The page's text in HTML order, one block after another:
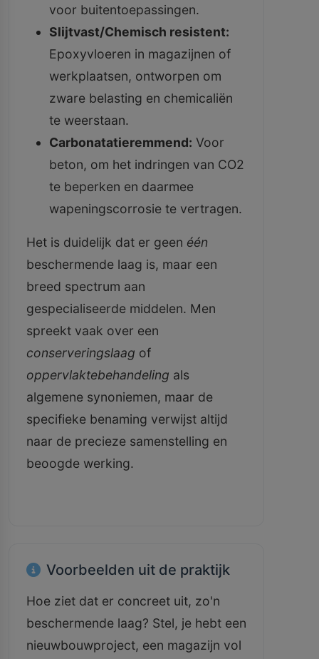
voor buitentoepassingen.
Slijtvast/Chemisch resistent:
Epoxyvloeren in magazijnen of
werkplaatsen, ontworpen om
zware belasting en chemicaliën
te weerstaan.
Carbonatatieremmend: Voor
beton, om het indringen van CO2
te beperken en daarmee
wapeningscorrosie te vertragen.
Het is duidelijk dat er geen één
beschermende laag is, maar een
breed spectrum aan
gespecialiseerde middelen. Men
spreekt vaak over een
conserveringslaag of
oppervlaktebehandeling als
algemene synoniemen, maar de
specifieke benaming verwijst altijd
naar de precieze samenstelling en
beoogde werking.
Voorbeelden uit de praktijk
Hoe ziet dat er concreet uit, zo'n
beschermende laag? Stel, je hebt een
nieuwbouwproject, een magazijn vol